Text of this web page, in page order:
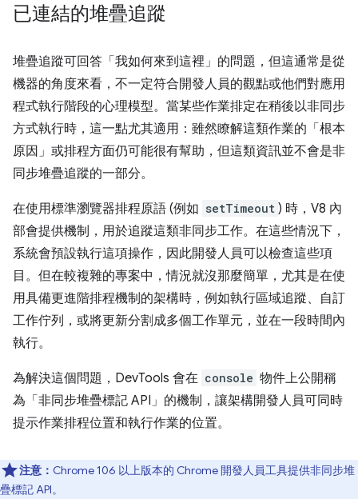
已連結的堆疊追蹤
堆疊追蹤可回答「我如何來到這裡」 的問題，但這通常是從
機器的角度來看，不一定符合開發人員的觀點或他們對應用
程式執行階段的心理模型。當某些作業排定在稍後以非同步
方式執行時，這一點尤其適用：雖然瞭解這類作業的「根本
原因」或排程方面仍可能很有幫助，但這類資訊並不會是非
同步堆疊追蹤的一部分。
在使用標準瀏覽器排程原語 (例如 setTimeout ) 時，V8 內
部會提供機制，用於追蹤這類非同步工作。在這些情況下，
系統會預設執行這項操作，因此開發人員可以檢查這些項
目。但在較複雜的專案中，情況就沒那麼簡單，尤其是在使
用具備更進階排程機制的架構時，例如執行區域追蹤、自訂
工作佇列，或將更新分割成多個工作單元，並在一段時間內
執行。
為解決這個問題，DevTools 會在 console 物件上公開稱
為「非同步堆疊標記 API」的機制，讓架構開發人員可同時
提示作業排程位置和執行作業的位置。
注意： Chrome 106 以上版本的 Chrome 開發人員工具提供非同步堆
疊標記 API。